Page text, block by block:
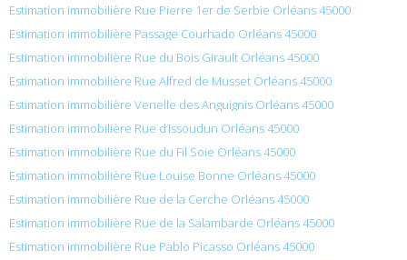
Estimation immobilière Rue Pierre 1er de Serbie Orléans 45000
Estimation immobilière Passage Courhado Orléans 45000
Estimation immobilière Rue du Bois Girault Orléans 45000
Estimation immobilière Rue Alfred de Musset Orléans 45000
Estimation immobilière Venelle des Anguignis Orléans 45000
Estimation immobilière Rue d’Issoudun Orléans 45000
Estimation immobilière Rue du Fil Soie Orléans 45000
Estimation immobilière Rue Louise Bonne Orléans 45000
Estimation immobilière Rue de la Cerche Orléans 45000
Estimation immobilière Rue de la Salambarde Orléans 45000
Estimation immobilière Rue Pablo Picasso Orléans 45000